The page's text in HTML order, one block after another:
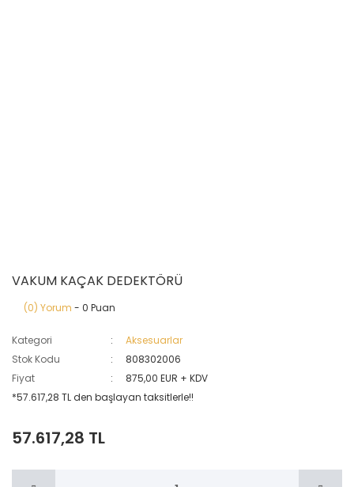
VAKUM KAÇAK DEDEKTÖRÜ
(0) Yorum - 0 Puan
Kategori
Aksesuarlar
Stok Kodu
808302006
Fiyat
875,00 EUR + KDV
*57.617,28 TL den başlayan taksitlerle!!
57.617,28 TL